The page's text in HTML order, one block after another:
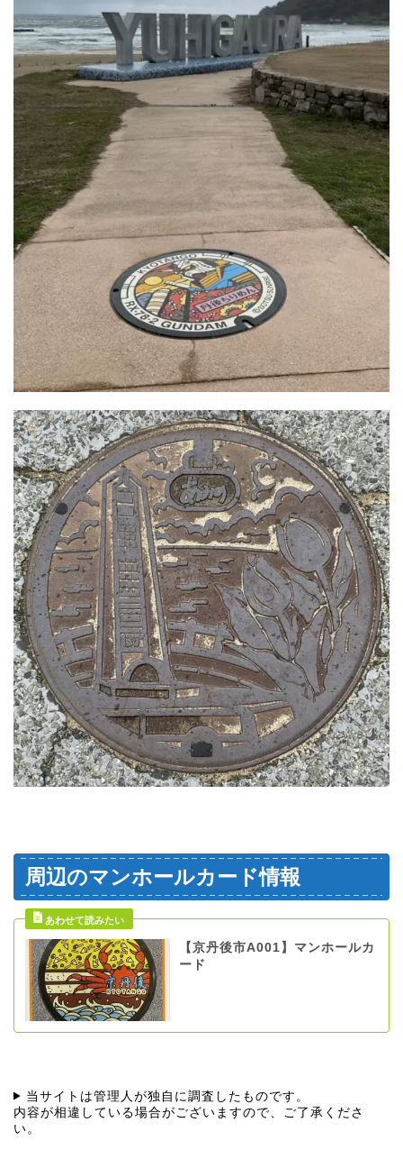
周辺のマンホールカード情報
【京丹後市A001】マンホールカ
ード
当サイトは管理人が独自に調査したものです。
内容が相違している場合がございますので、ご了承くださ
い。